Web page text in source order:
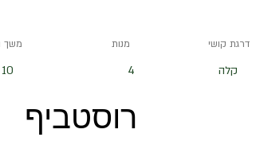
משך
10
מנות
4
דרגת קושי
קלה
רוסטביף